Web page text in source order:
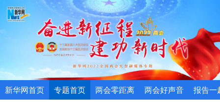
新华网首页 专题首页 两会零距离 两会好声音 报告一